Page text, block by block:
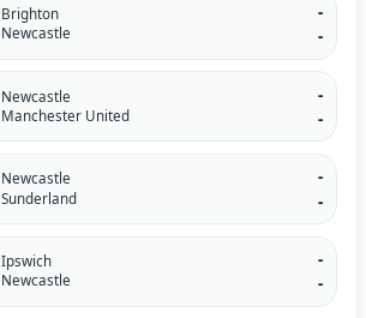
Brighton
Newcastle
-
-
Newcastle
Manchester United
-
-
Newcastle
Sunderland
-
-
Ipswich
Newcastle
-
-